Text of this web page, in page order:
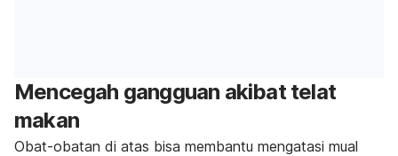
Mencegah gangguan akibat telat
makan
Obat-obatan di atas bisa membantu mengatasi mual